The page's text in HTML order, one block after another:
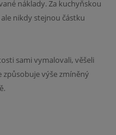
náklady. Za kuchyňskou
nikdy stejnou částku
sami vymalovali, věšeli
výše zmíněný